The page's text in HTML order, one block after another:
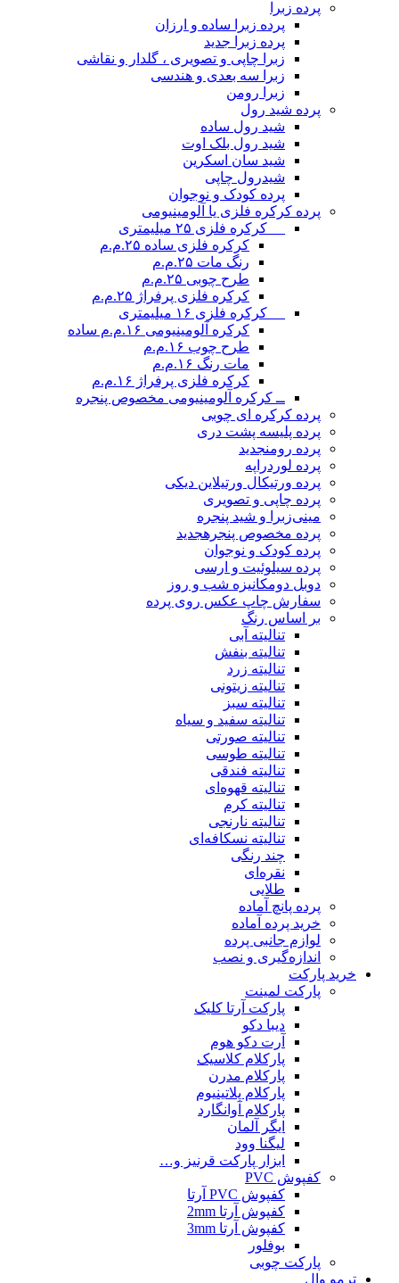
پرده زبرا
پرده زبرا ساده و ارزان
پرده زبرا جدید
زبرا چاپی و تصویری ، گلدار و نقاشی
زبرا سه بعدی و هندسی
زبرا رومن
پرده شید رول
شید رول ساده
شید رول بلک اوت
شید سان اسکرین
شیدرول چاپی
پرده کودک و نوجوان
پرده کرکره فلزی یا آلومینیومی
__ کرکره فلزی ۲۵ میلیمتری
کرکره فلزی ساده ۲۵.م.م
رنگ مات ۲۵.م.م
طرح چوبی ۲۵.م.م
کرکره فلزی پرفراژ ۲۵.م.م
__ کرکره فلزی ۱۶ میلیمتری
کرکره آلومینیومی ۱۶.م.م ساده
طرح چوب ۱۶.م.م
مات رنگ ۱۶.م.م
کرکره فلزی پرفراژ ۱۶.م.م
ــ کرکره آلومینیومی مخصوص پنجره
پرده کرکره ای چوبی
پرده پلیسه پشت دری
پرده رومنجدید
پرده لوردراپه
پرده ورتیکال ورتیلاین دیکی
پرده چاپی و تصویری
مینی‌زبرا و شید پنجره
پرده مخصوص پنجره جدید
پرده کودک و نوجوان
پرده سیلوئیت و ارسی
دوبل دومکانیزه شب و روز
سفارش چاپ عکس روی پرده
بر اساس رنگ
تنالیته آبی
تنالیته بنفش
تنالیته زرد
تنالیته زیتونی
تنالیته سبز
تنالیته سفید و سیاه
تنالیته صورتی
تنالیته طوسی
تنالیته فندقی
تنالیته قهوه‌ای
تنالیته کرم
تنالیته نارنجی
تنالیته نسکافه‌ای
چند رنگی
نقره‌ای
طلایی
پرده پانچ آماده
خرید پرده آماده
لوازم جانبی پرده
اندازه‌گیری و نصب
خرید پارکت
پارکت لمینت
پارکت آرتا کلیک
دیبا دکو
آرت دکو هوم
پارکلام کلاسیک
پارکلام مدرن
پارکلام پلاتینیوم
پارکلام آوانگارد
ایگر آلمان
لیگنا وود
ابزار پارکت قرنیز و…
کفپوش PVC
کفپوش PVC آرتا
کفپوش آرتا 2mm
کفپوش آرتا 3mm
بوفلور
پارکت چوبی
ترمو وال